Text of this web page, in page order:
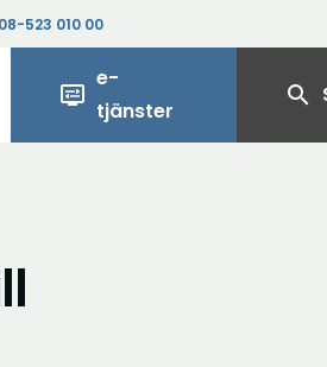
08-523 010 00
display_settings
e-
tjänster
search